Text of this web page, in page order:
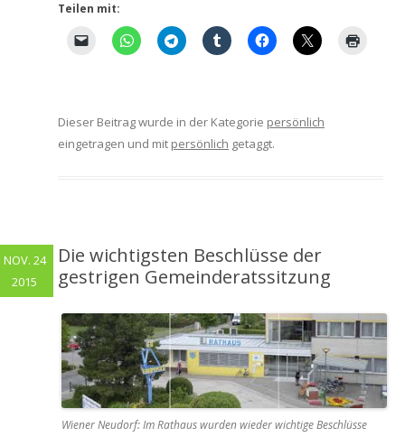
Teilen mit:
Dieser Beitrag wurde in der Kategorie persönlich
eingetragen und mit persönlich getaggt.
Die wichtigsten Beschlüsse der
gestrigen Gemeinderatssitzung
Wiener Neudorf: Im Rathaus wurden wieder wichtige Beschlüsse
NOV. 24
2015